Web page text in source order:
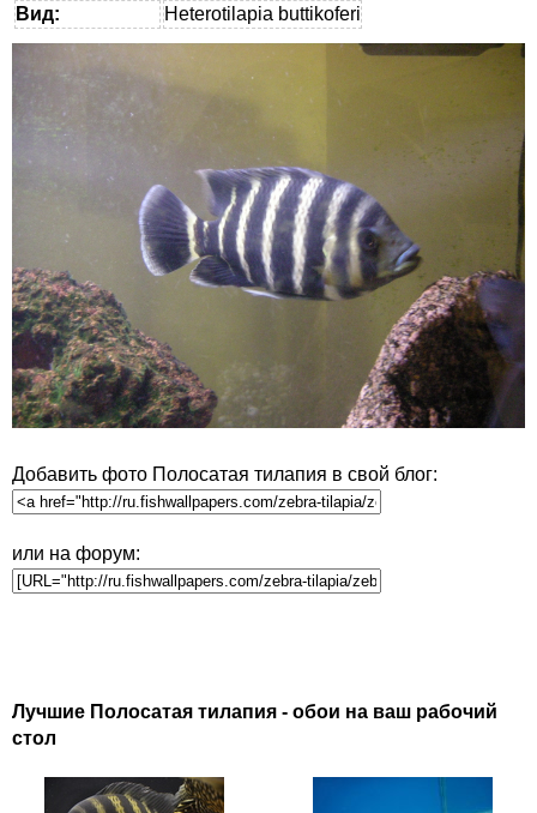
Вид:
Heterotilapia buttikoferi
Добавить фото Полосатая тилапия в свой блог:
или на форум:
Лучшие Полосатая тилапия - обои на ваш рабочий
стол